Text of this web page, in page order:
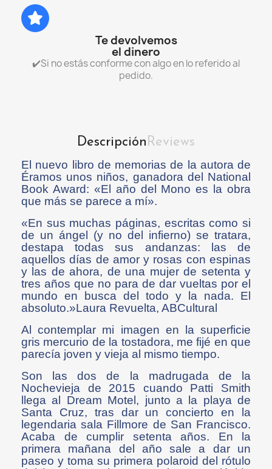
Te devolvemos
el dinero
✔️Si no estás conforme con algo en lo referido al
pedido.
Descripción Reviews
El nuevo libro de memorias de la autora de
Éramos unos niños, ganadora del National
Book Award: «El año del Mono es la obra
que más se parece a mí».
«En sus muchas páginas, escritas como si
de un ángel (y no del infierno) se tratara,
destapa todas sus andanzas: las de
aquellos días de amor y rosas con espinas
y las de ahora, de una mujer de setenta y
tres años que no para de dar vueltas por el
mundo en busca del todo y la nada. El
absoluto.»Laura Revuelta, ABCultural
Al contemplar mi imagen en la superficie
gris mercurio de la tostadora, me fijé en que
parecía joven y vieja al mismo tiempo.
Son las dos de la madrugada de la
Nochevieja de 2015 cuando Patti Smith
llega al Dream Motel, junto a la playa de
Santa Cruz, tras dar un concierto en la
legendaria sala Fillmore de San Francisco.
Acaba de cumplir setenta años. En la
primera mañana del año sale a dar un
paseo y toma su primera polaroid del rótulo